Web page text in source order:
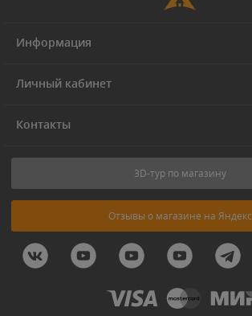
Информация
Личный кабинет
Контакты
3D-тур по магазину
Отзывы о магазине на Яндекс